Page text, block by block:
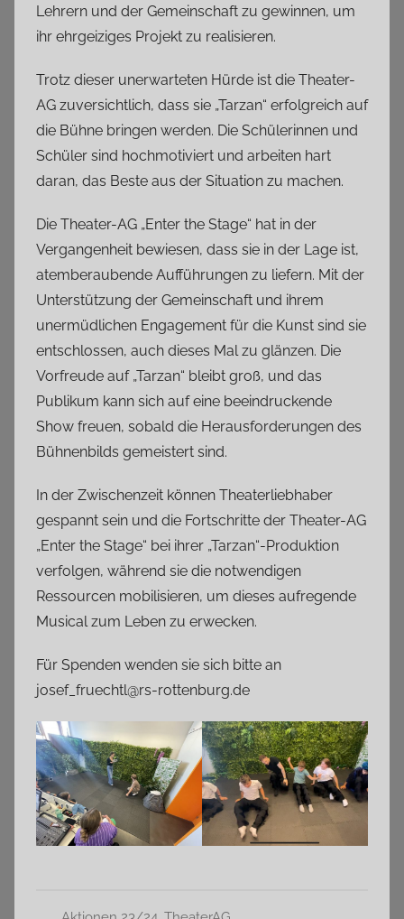
Lehrern und der Gemeinschaft zu gewinnen, um
ihr ehrgeiziges Projekt zu realisieren.
Trotz dieser unerwarteten Hürde ist die Theater-
AG zuversichtlich, dass sie „Tarzan“ erfolgreich auf
die Bühne bringen werden. Die Schülerinnen und
Schüler sind hochmotiviert und arbeiten hart
daran, das Beste aus der Situation zu machen.
Die Theater-AG „Enter the Stage“ hat in der
Vergangenheit bewiesen, dass sie in der Lage ist,
atemberaubende Aufführungen zu liefern. Mit der
Unterstützung der Gemeinschaft und ihrem
unermüdlichen Engagement für die Kunst sind sie
entschlossen, auch dieses Mal zu glänzen. Die
Vorfreude auf „Tarzan“ bleibt groß, und das
Publikum kann sich auf eine beeindruckende
Show freuen, sobald die Herausforderungen des
Bühnenbilds gemeistert sind.
In der Zwischenzeit können Theaterliebhaber
gespannt sein und die Fortschritte der Theater-AG
„Enter the Stage“ bei ihrer „Tarzan“-Produktion
verfolgen, während sie die notwendigen
Ressourcen mobilisieren, um dieses aufregende
Musical zum Leben zu erwecken.
Für Spenden wenden sie sich bitte an
josef_fruechtl@rs-rottenburg.de